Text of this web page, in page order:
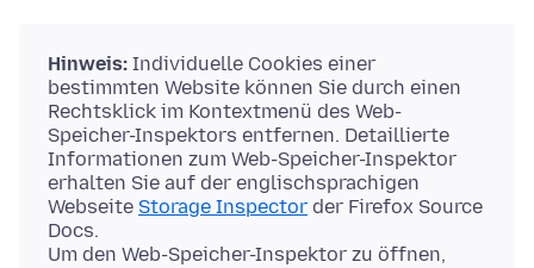
Hinweis: Individuelle Cookies einer
bestimmten Website können Sie durch einen
Rechtsklick im Kontextmenü des Web-
Speicher-Inspektors entfernen. Detaillierte
Informationen zum Web-Speicher-Inspektor
erhalten Sie auf der englischsprachigen
Webseite Storage Inspector der Firefox Source
Docs.
Um den Web-Speicher-Inspektor zu öffnen,